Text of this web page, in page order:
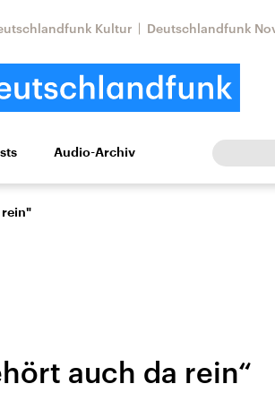
Kultur Deutschlandfunk
Kultur Europa
Iran
Audio-Archiv
rein"
auch da rein“